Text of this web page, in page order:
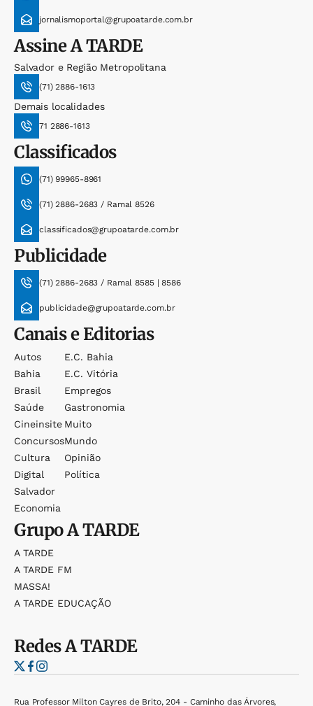
jornalismoportal@grupoatarde.com.br
AssineA TARDE
Salvador e Região Metropolitana
(71) 2886-1613
Demais localidades
71 2886-1613
Classificados
(71) 99965-8961
(71) 2886-2683 / Ramal 8526
classificados@grupoatarde.com.br
Publicidade
(71) 2886-2683 / Ramal 8585 | 8586
publicidade@grupoatarde.com.br
Canais e Editorias
Autos
Bahia
Brasil
Saúde
Cineinsite
Concursos
Cultura
Digital
Salvador
Economia
E.c. Bahia
E.c. Vitória
Empregos
Gastronomia
Muito
Mundo
Opinião
Política
GrupoA TARDE
A TARDE
A TARDE FM
MASSA!
A TARDE EDUCAÇÃO
RedesA TARDE
Rua Professor Milton Cayres de Brito, 204 - Caminho das Árvores,